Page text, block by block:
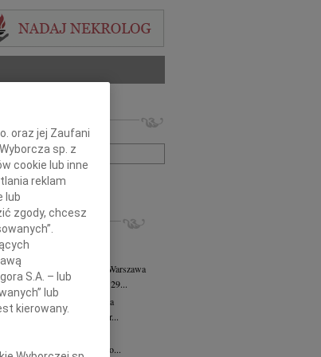
ogłoszenia:
zaawansowane
i dzielnej Marylce Butruk...
Warszawa
przyjęliśmy wiadomość, że 29...
Warszawa
2026 roku zmarła Profesor...
przyjęliśmy wiadomość o...
oraz jej Zaufani
sp. z
cookie lub inne
reklam
lub
zgody, chcesz
S.A. – lub
lub
kierowany.